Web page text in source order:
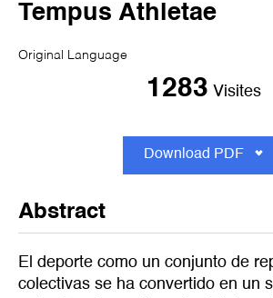
Tempus Athletae
Original Language
1283 Visites
Download PDF
Abstract
El deporte como un conjunto de
colectivas se ha convertido en un